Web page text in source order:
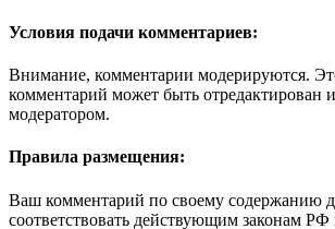
Условия подачи комментариев:
Внимание, комментарии модерируются.
комментарий может быть отредактирован
модератором.
Правила размещения:
Ваш комментарий по своему содержанию
соответствовать действующим законам РФ